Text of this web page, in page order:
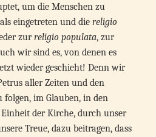
um die Menschen zu
eingetreten und die religio
zurreligio populata, zur
wir sind es, von denen es
wieder geschieht! Denn wir
aller Zeiten und den
im Glauben, in den
der Kirche, durch unser
Treue, dazu beitragen, dass